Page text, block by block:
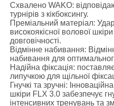
Схвалено WAKO:
турнірів з кікбоксингу.
Преміальний матеріал:
високоякісної волової
довговічності.
Відмінне набивання:
набивання для
Надійна фіксація:
липучкою для щільної
Гнучкі та зручні:
шкіри FLX 3.0 забезпечує
інтенсивних тренувань та